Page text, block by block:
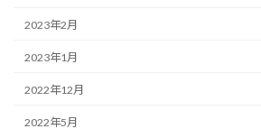
2023年2月
2023年1月
2022年12月
2022年5月